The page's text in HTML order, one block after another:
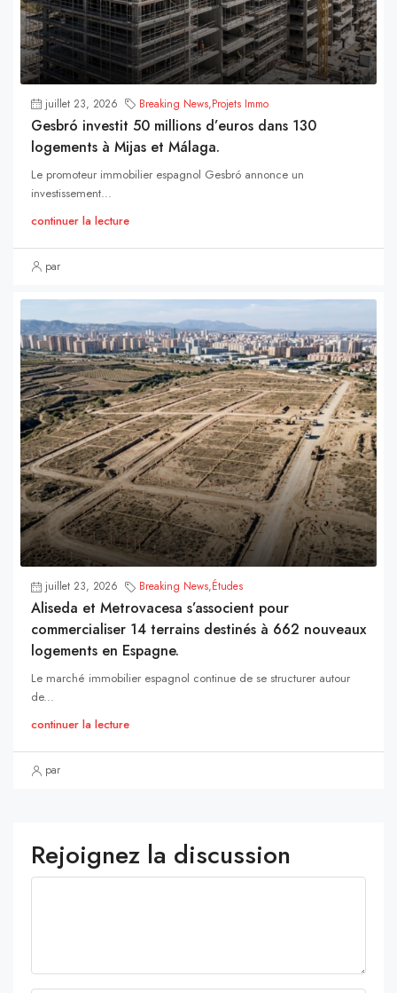
juillet 23, 2026 Breaking News,Projets Immo
Gesbró investit 50 millions d’euros dans 130
logements à Mijas et Málaga.
Le promoteur immobilier espagnol Gesbró annonce un
investissement...
continuer la lecture
par
juillet 23, 2026 Breaking News,Études
Aliseda et Metrovacesa s’associent pour
commercialiser 14 terrains destinés à 662 nouveaux
logements en Espagne.
Le marché immobilier espagnol continue de se structurer autour
de...
continuer la lecture
par
Rejoignez la discussion